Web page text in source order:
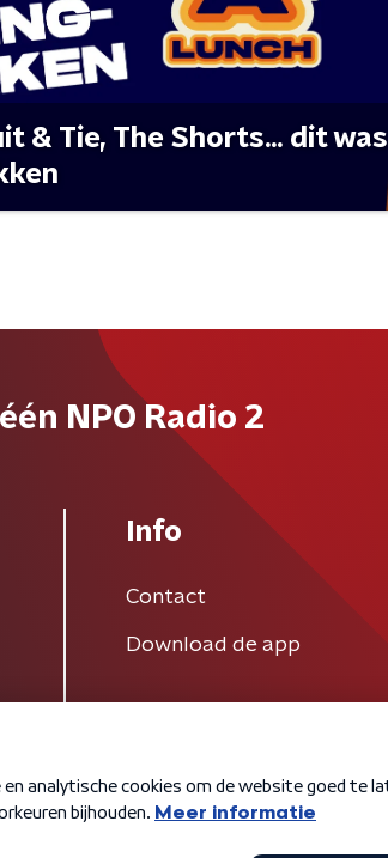
& Tie, The Shorts... dit was
NPO Radio 2
Info
Contact
Download de app